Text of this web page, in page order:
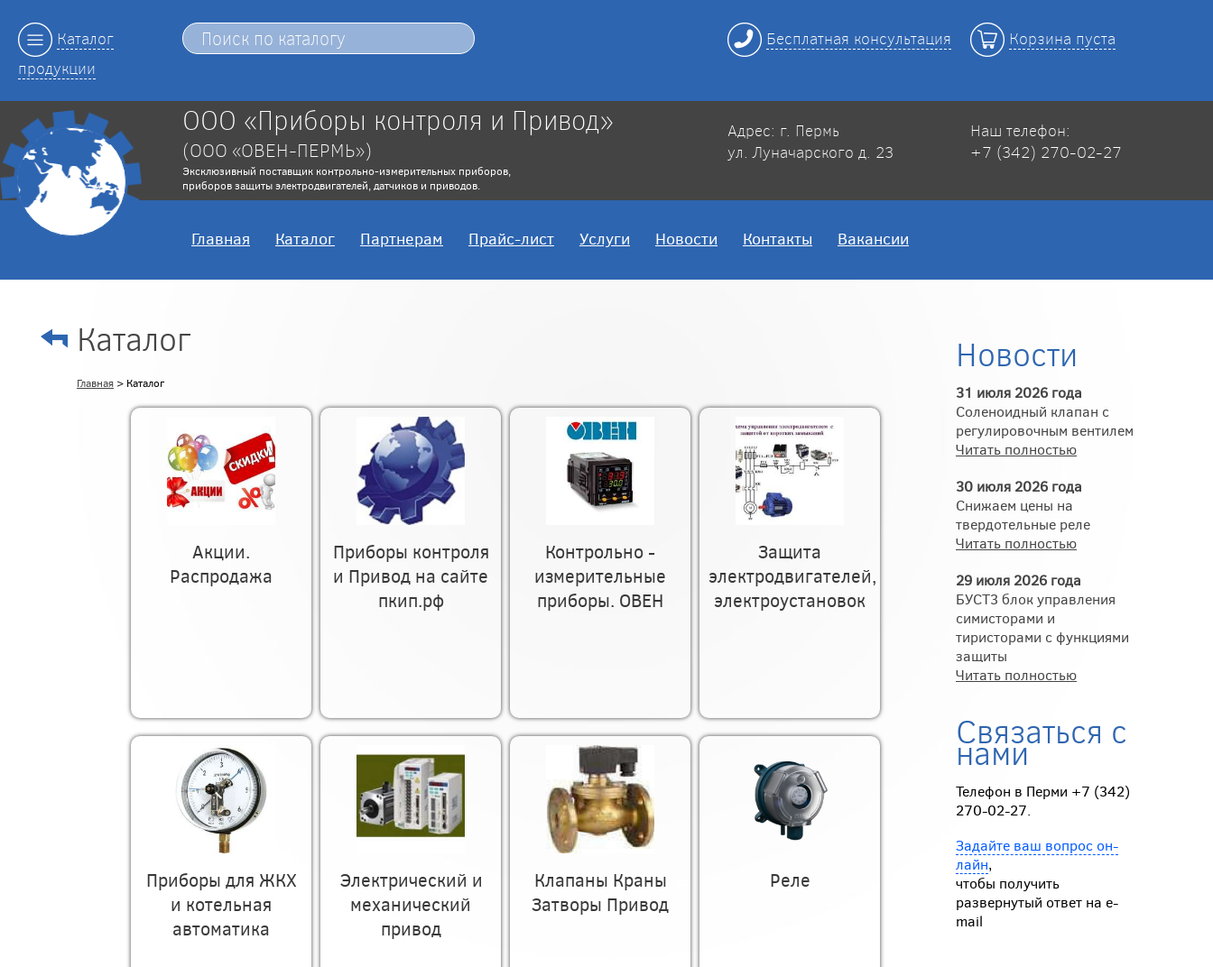
Каталог
продукции
Бесплатная консультация Корзина пуста
ООО «Приборы контроля и Привод»
(ООО «ОВЕН-ПЕРМЬ»)
Эксклюзивный поставщик контрольно-измерительных приборов,
приборов защиты электродвигателей, датчиков и приводов.
Адрес: г. Пермь
ул. Луначарского д. 23
Наш телефон:
+7 (342) 270-02-27
Главная Каталог Партнерам Прайс-лист Услуги Новости Контакты Вакансии
Каталог
Главная > Каталог
Акции.
Распродажа
Приборы контроля
и Привод на сайте
пкип.рф
Контрольно -
измерительные
приборы. ОВЕН
Защита
электродвигателей,
электроустановок
Приборы для ЖКХ
и котельная
автоматика
Электрический и
механический
привод
Клапаны Краны
Затворы Привод
Реле
Новости
31 июля 2026 года
Соленоидный клапан с
регулировочным вентилем
Читать полностью
30 июля 2026 года
Снижаем цены на
твердотельные реле
Читать полностью
29 июля 2026 года
БУСТ3 блок управления
симисторами и
тиристорами с функциями
защиты
Читать полностью
Связаться с
нами
Телефон в Перми +7 (342)
270-02-27.
Задайте ваш вопрос он-
лайн,
чтобы получить
развернутый ответ на e-
mail